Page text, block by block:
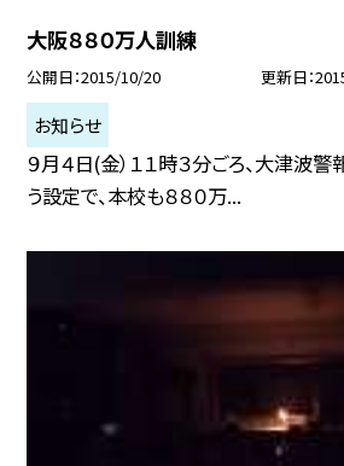
大阪８８０万人訓練
公開日 2015/10/20 更新日
お知らせ
９月４日(金）１１時３分ごろ、大津波
う設定で、本校も８８０万...